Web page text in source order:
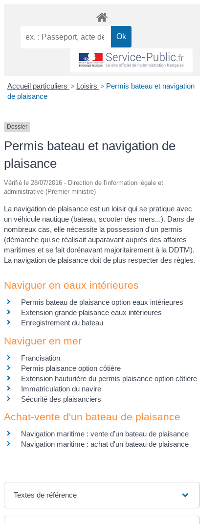
Accueil particuliers > Loisirs > Permis bateau et navigation
de plaisance
Dossier
Permis bateau et navigation de
plaisance
Vérifié le 28/07/2016 - Direction de l'information légale et
administrative (Premier ministre)
La navigation de plaisance est un loisir qui se pratique avec
un véhicule nautique (bateau, scooter des mers...). Dans de
nombreux cas, elle nécessite la possession d'un permis
(démarche qui se réalisait auparavant auprès des affaires
maritimes et se fait dorénavant majoritairement à la DDTM).
La navigation de plaisance doit de plus respecter des règles.
Naviguer en eaux intérieures
Permis bateau de plaisance option eaux intérieures
Extension grande plaisance eaux intérieures
Enregistrement du bateau
Naviguer en mer
Francisation
Permis plaisance option côtière
Extension hauturière du permis plaisance option côtière
Immatriculation du navire
Sécurité des plaisanciers
Achat-vente d'un bateau de plaisance
Navigation maritime : vente d'un bateau de plaisance
Navigation maritime : achat d'un bateau de plaisance
Textes de référence